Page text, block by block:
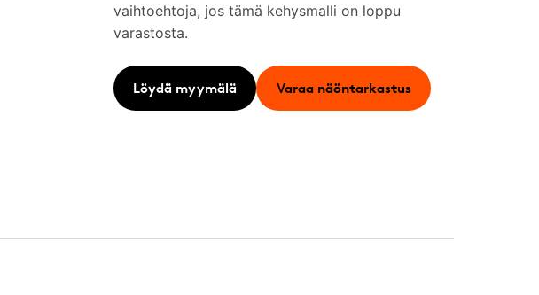
vaihtoehtoja, jos tämä kehysmalli on loppu
varastosta.
Löydä myymälä Varaa näöntarkastus